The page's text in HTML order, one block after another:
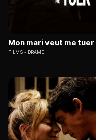
Mon mari veut me tuer
FILMS DRAME